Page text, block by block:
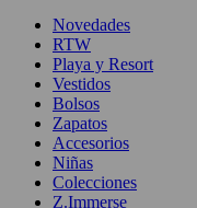
Novedades
RTW
Playa y Resort
Vestidos
Bolsos
Zapatos
Accesorios
Niñas
Colecciones
Z.Immerse